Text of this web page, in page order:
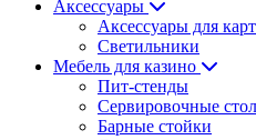
Аксессуары
Аксессуары для
Светильники
Мебель для казино
Пит-стенды
Сервировочные
Барные стойки